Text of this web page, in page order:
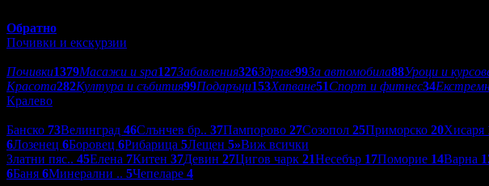
Обратно
Почивки и екскурзии
Почивки1379Масажи и spa127Забавления326Здраве99За автомобила88Уроци и
Красота282Култура и събития99Подаръци153Хапване51Спорт и фитнес34
Кралево
Банско 73Велинград 46Слънчев бр.. 37Пампорово 27Созопол 25Приморско 20Хисаря
6Лозенец 6Боровец 6Рибарица 5Лещен 5»Виж всички
Златни пяс.. 45Елена 7Китен 37Девин 27Цигов чарк 21Несебър 17Поморие 14Варна
6Баня 6Минерални .. 5Чепеларе 4